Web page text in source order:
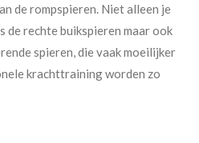
de rompspieren. Niet alleen je
de rechte buikspieren maar ook
spieren, die vaak moeilijker
krachttraining worden zo